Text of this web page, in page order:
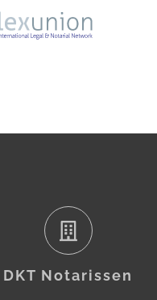
DKT Notarissen